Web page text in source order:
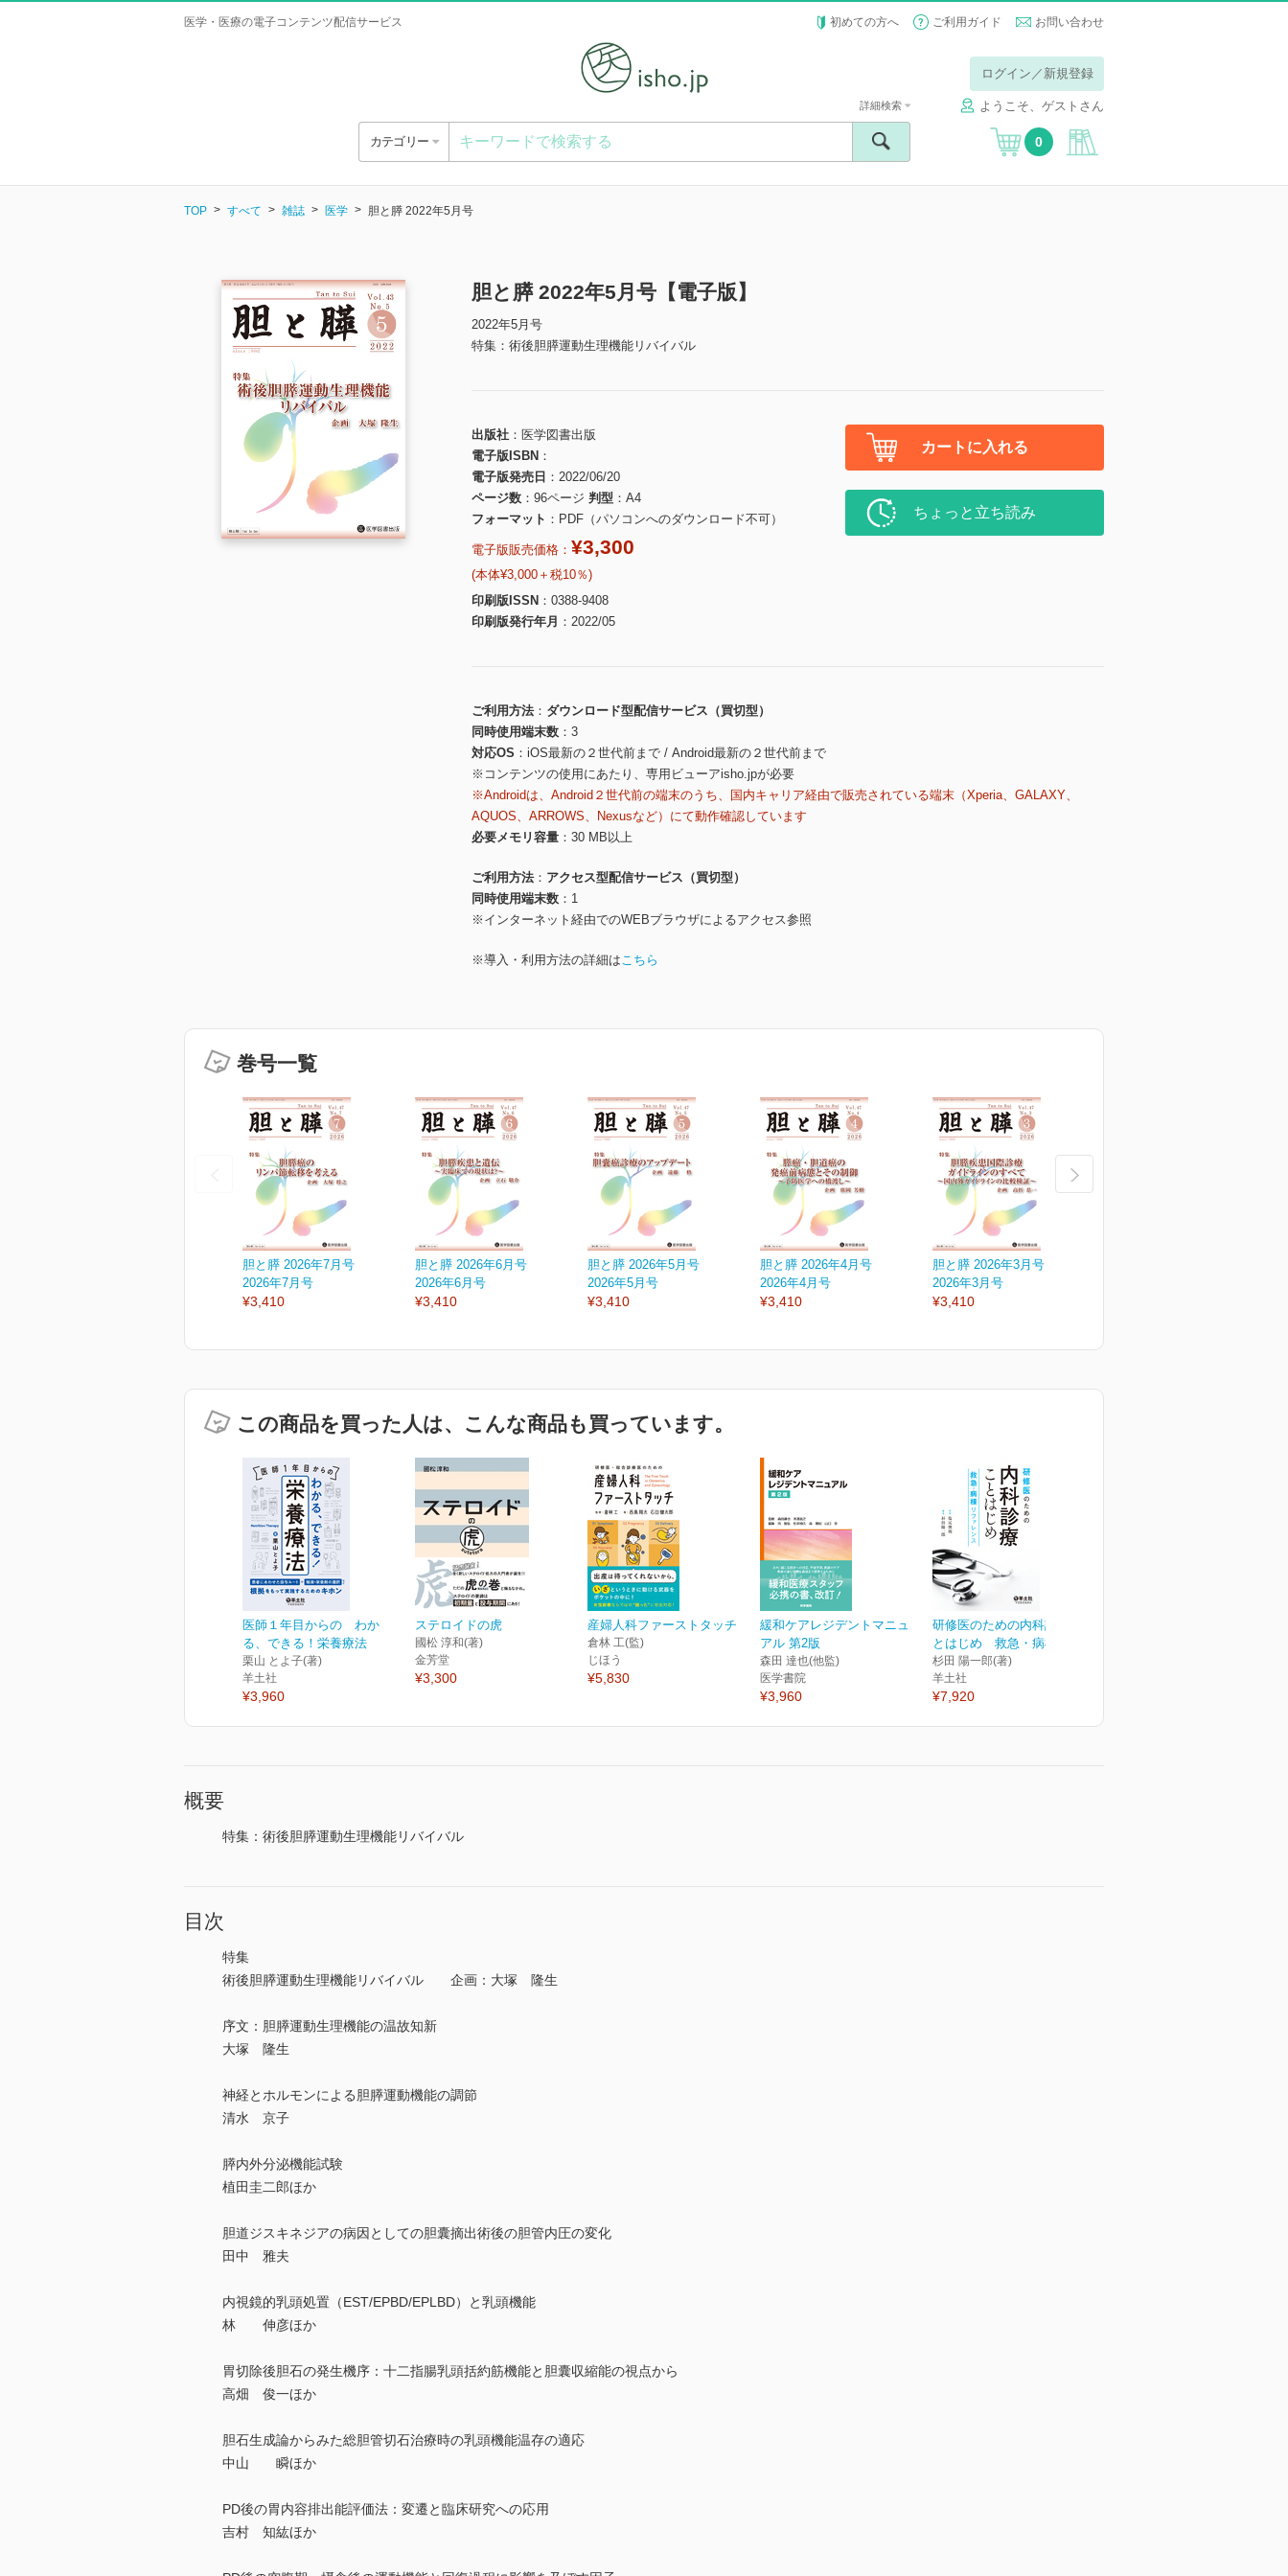
医学・医療の電子コンテンツ配信サービス 初めての方へ ご利用ガイド お問い合わせ
ログイン／新規登録
ようこそ、ゲストさん
カテゴリー
詳細検索
0
TOP すべて 雑誌 医学 胆と膵 2022年5月号
胆と膵 2022年5月号【電子版】
2022年5月号
特集：術後胆膵運動生理機能リバイバル
出版社
医学図書出版
電子版ISBN
電子版発売日
2022/06/20
ページ数
96ページ 判型
A4
フォーマット
PDF（パソコンへのダウンロード不可）
電子版販売価格： ¥3,300
(本体¥3,000＋税10％)
印刷版ISSN
0388-9408
印刷版発行年月
2022/05
カートに入れる
ちょっと立ち読み
ご利用方法
ダウンロード型配信サービス（買切型）
同時使用端末数
3
対応OS
iOS最新の２世代前まで / Android最新の２世代前まで
※コンテンツの使用にあたり、専用ビューアisho.jpが必要
※Androidは、Android２世代前の端末のうち、国内キャリア経由で販売されている端末（Xperia、GALAXY、
AQUOS、ARROWS、Nexusなど）にて動作確認しています
必要メモリ容量
30 MB以上
ご利用方法
アクセス型配信サービス（買切型）
同時使用端末数
1
※インターネット経由でのWEBブラウザによるアクセス参照
※導入・利用方法の詳細はこちら
巻号一覧
胆と膵 2026年7月号
2026年7月号
¥3,410
胆と膵 2026年6月号
2026年6月号
¥3,410
胆と膵 2026年5月号
2026年5月号
¥3,410
胆と膵 2026年4月号
2026年4月号
¥3,410
胆と膵 2026年3月号
2026年3月号
¥3,410
この商品を買った人は、こんな商品も買っています。
医師１年目からの わか
る、できる！栄養療法
栗山 とよ子(著)
羊土社
¥3,960
ステロイドの虎
國松 淳和(著)
金芳堂
¥3,300
産婦人科ファーストタッチ
倉林 工(監)
じほう
¥5,830
緩和ケアレジデントマニュ
アル 第2版
森田 達也(他監)
医学書院
¥3,960
研修医のための内科診療こ
とはじめ 救急・病棟リ...
杉田 陽一郎(著)
羊土社
¥7,920
概要
特集：術後胆膵運動生理機能リバイバル
目次
特集
術後胆膵運動生理機能リバイバル 企画：大塚 隆生
序文：胆膵運動生理機能の温故知新
大塚 隆生
神経とホルモンによる胆膵運動機能の調節
清水 京子
膵内外分泌機能試験
植田圭二郎ほか
胆道ジスキネジアの病因としての胆囊摘出術後の胆管内圧の変化
田中 雅夫
内視鏡的乳頭処置（EST/EPBD/EPLBD）と乳頭機能
林 伸彦ほか
胃切除後胆石の発生機序：十二指腸乳頭括約筋機能と胆囊収縮能の視点から
高畑 俊一ほか
胆石生成論からみた総胆管切石治療時の乳頭機能温存の適応
中山 瞬ほか
PD後の胃内容排出能評価法：変遷と臨床研究への応用
吉村 知紘ほか